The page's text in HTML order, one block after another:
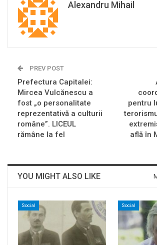
Alexandru Mihail
PREV POST
Prefectura Capitalei:
Mircea Vulcănescu a
fost „o personalitate
reprezentativă a culturii
române”. LICEUL
rămâne la fel
pentru
află în
YOU MIGHT ALSO LIKE
Social Social